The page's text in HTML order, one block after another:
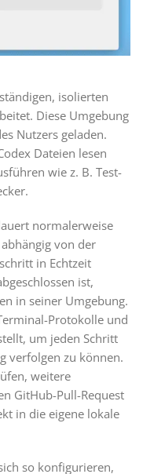
isolierten
Diese Umgebung
Nutzers geladen.
Dateien lesen
wie z. B. Test-
normalerweise
von der
in Echtzeit
ist,
in seiner Umgebung.
Protokolle und
um jeden Schritt
verfolgen zu können.
weitere
GitHub-Pull-Request
in die eigene lokale
so konfigurieren,